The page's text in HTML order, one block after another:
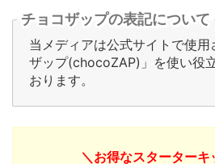
チョコザップの表記について
当メディアは公式サイトで使用
ザップ(chocoZAP)」を使い役
おります。
＼お得なスターターキ